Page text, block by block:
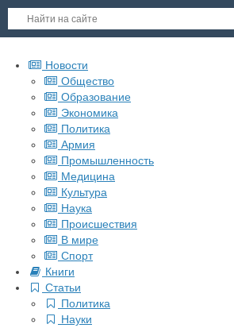
Новости
Общество
Образование
Экономика
Политика
Армия
Промышленность
Медицина
Культура
Наука
Происшествия
В мире
Спорт
Книги
Статьи
Политика
Науки